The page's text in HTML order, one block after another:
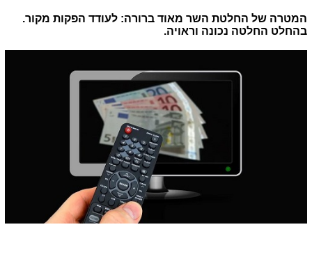
המטרה של החלטת השר מאוד ברורה: לעודד הפקות מקור.
בהחלט החלטה נכונה וראויה.